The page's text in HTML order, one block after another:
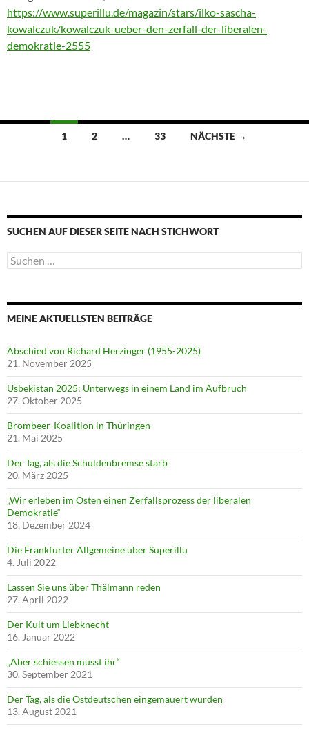
https://www.superillu.de/magazin/stars/ilko-sascha-
kowalczuk/kowalczuk-ueber-den-zerfall-der-liberalen-
demokratie-2555
Beitragsnavigation
1 2 … 33 NÄCHSTE →
SUCHEN AUF DIESER SEITE NACH STICHWORT
Suche
nach:
MEINE AKTUELLSTEN BEITRÄGE
Abschied von Richard Herzinger (1955-2025)
21. November 2025
Usbekistan 2025: Unterwegs in einem Land im Aufbruch
27. Oktober 2025
Brombeer-Koalition in Thüringen
21. Mai 2025
Der Tag, als die Schuldenbremse starb
20. März 2025
„Wir erleben im Osten einen Zerfallsprozess der liberalen
Demokratie“
18. Dezember 2024
Die Frankfurter Allgemeine über Superillu
4. Juli 2022
Lassen Sie uns über Thälmann reden
27. April 2022
Der Kult um Liebknecht
16. Januar 2022
„Aber schiessen müsst ihr“
30. September 2021
Der Tag, als die Ostdeutschen eingemauert wurden
13. August 2021